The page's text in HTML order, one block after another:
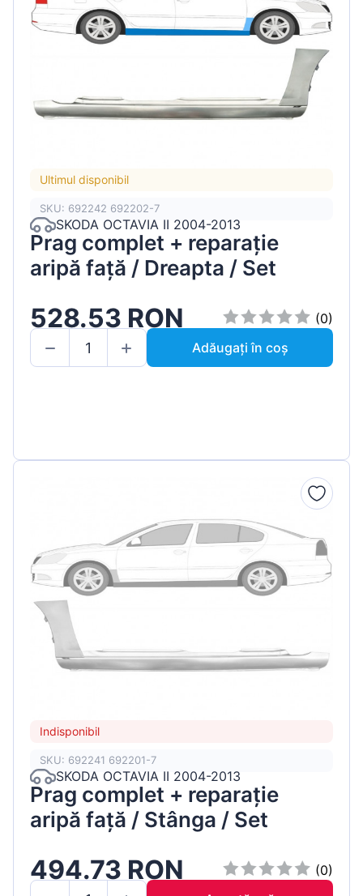
Ultimul disponibil
SKU: 692242 692202-7
SKODA OCTAVIA II 2004-2013
Prag complet + reparație
aripă față / Dreapta / Set
528.53 RON
(0)
Adăugați în coș
Indisponibil
SKU: 692241 692201-7
SKODA OCTAVIA II 2004-2013
Prag complet + reparație
aripă față / Stânga / Set
494.73 RON
(0)